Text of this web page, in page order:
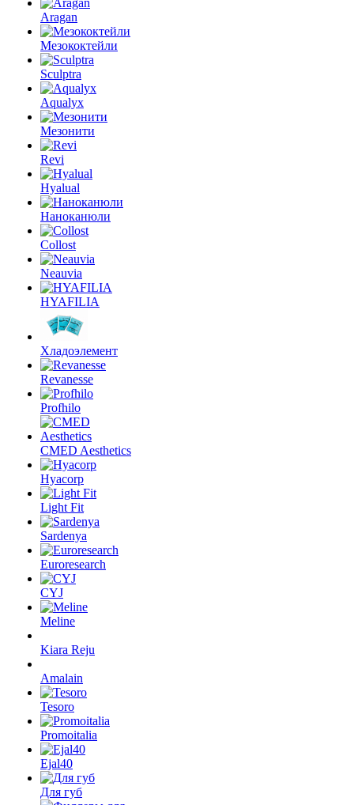
Aragan
Мезококтейли
Sculptra
Aqualyx
Мезонити
Revi
Hyalual
Наноканюли
Collost
Neauvia
HYAFILIA
Хладоэлемент
Revanesse
Profhilo
CMED Aesthetics
Hyacorp
Light Fit
Sardenya
Euroresearch
CYJ
Meline
Kiara Reju
Amalain
Tesoro
Promoitalia
Ejal40
Для губ